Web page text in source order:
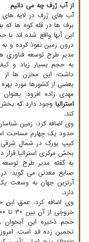
از آب ژرف چه می دانیم
آب های ژرف در لایه
برف ها در قله کوه ها که
این آبها واقع شده اند
درون زمین نفوذ کرده و
مدیر طرح توسعه فناوری
به حجم بسیار زیاد و
داشت: این مخزن ها از
بعضی از کشورها مورد بهره
مهدی زاده افزود:
استرالیا وجود دارد که
کند.
وی اضافه کرد: زمین
حدود یک چهارم مساحت
کیپ یورک در شمال شرقی
بخش مرکزی استرالیا قرار
به گفته مدیر طرح
صنایع معدنی می گوید:
آرتزین جهان به وسعت یک
دارد.